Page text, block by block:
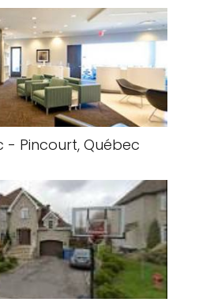
- Pincourt, Québec